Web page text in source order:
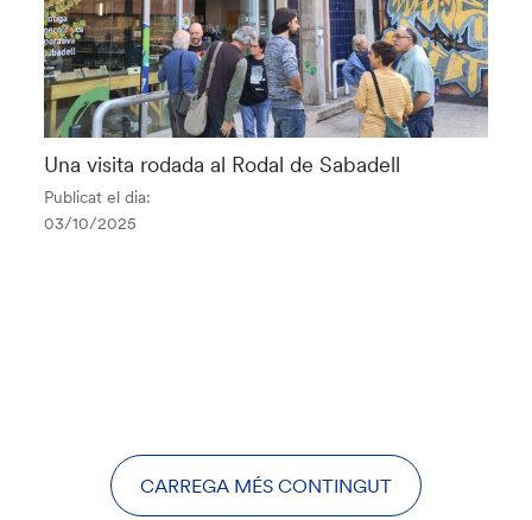
Una visita rodada al Rodal de Sabadell
Publicat el dia:
03/10/2025
CARREGA MÉS CONTINGUT